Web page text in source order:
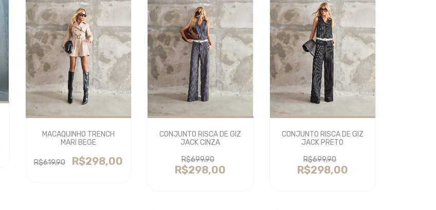
MACAQUINHO TRENCH
MARI BEGE
R$619,90 R$298,00
CONJUNTO RISCA DE GIZ
JACK CINZA
R$699,90
R$298,00
CONJUNTO RISCA DE GIZ
JACK PRETO
R$699,90
R$298,00